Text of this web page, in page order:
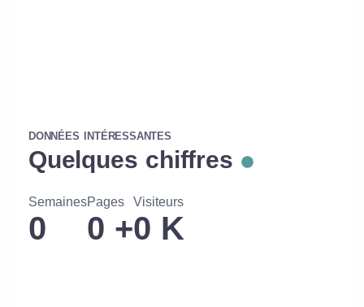
DONNÉES INTÉRESSANTES
Quelques chiffres
Semaines
0
Pages
0 +
Visiteurs
0 K